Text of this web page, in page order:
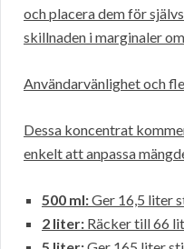
och placera dem för
skillnaden i marginaler
Användarvänlighet och
Dessa koncentrat
enkelt att anpassa
500 ml:Ger 16,5 liter
2 liter: Räcker till 66